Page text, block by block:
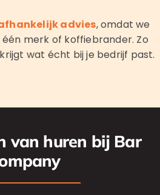
advies, omdat we
merk of koffiebrander. Zo
wat écht bij je bedrijf past.
van huren bij Bar